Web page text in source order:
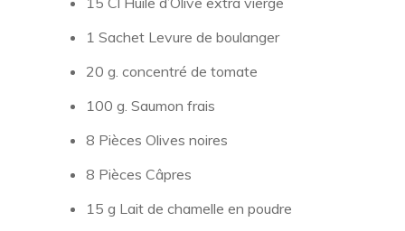
1 Sachet Levure de boulanger
20 g. concentré de tomate
100 g. Saumon frais
8 Pièces Olives noires
8 Pièces Câpres
15 g Lait de chamelle en poudre